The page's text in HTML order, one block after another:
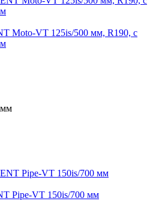
Moto-VT 125is/500 мм, R190, с
мм
Pipe-VT 150is/700 мм